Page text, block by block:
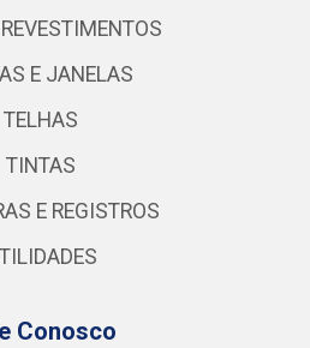
E JANELAS
TELHAS
TINTAS
E REGISTROS
Conosco